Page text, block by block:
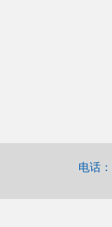
电话